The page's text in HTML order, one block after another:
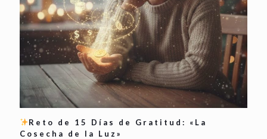
Reto de 15 Días de Gratitud: «La
Cosecha de la Luz»